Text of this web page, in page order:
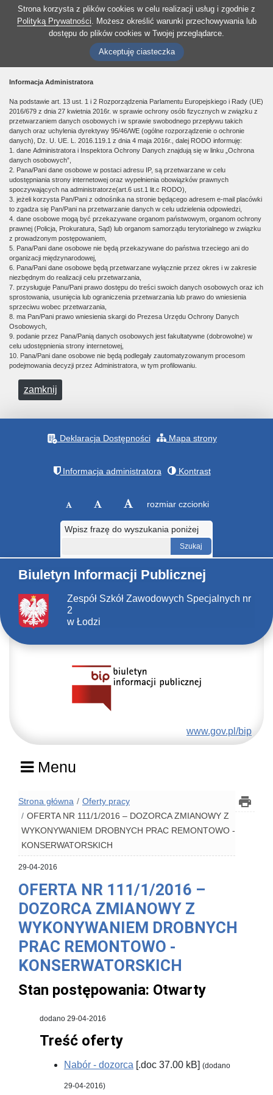
Strona korzysta z plików cookies w celu realizacji usług i zgodnie z
Polityką Prywatności. Możesz określić warunki przechowywania lub
dostępu do plików cookies w Twojej przeglądarce.
Akceptuję ciasteczka
Informacja Administratora
Na podstawie art. 13 ust. 1 i 2 Rozporządzenia Parlamentu Europejskiego i Rady (UE)
2016/679 z dnia 27 kwietnia 2016r. w sprawie ochrony osób fizycznych w związku z
przetwarzaniem danych osobowych i w sprawie swobodnego przepływu takich
danych oraz uchylenia dyrektywy 95/46/WE (ogólne rozporządzenie o ochronie
danych), Dz. U. UE. L. 2016.119.1 z dnia 4 maja 2016r., dalej RODO informuję:
1. dane Administratora i Inspektora Ochrony Danych znajdują się w linku „Ochrona
danych osobowych”,
2. Pana/Pani dane osobowe w postaci adresu IP, są przetwarzane w celu
udostępniania strony internetowej oraz wypełnienia obowiązków prawnych
spoczywających na administratorze(art.6 ust.1 lit.c RODO),
3. jeżeli korzysta Pan/Pani z odnośnika na stronie będącego adresem e-mail placówki
to zgadza się Pan/Pani na przetwarzanie danych w celu udzielenia odpowiedzi,
4. dane osobowe mogą być przekazywane organom państwowym, organom ochrony
prawnej (Policja, Prokuratura, Sąd) lub organom samorządu terytorialnego w związku
z prowadzonym postępowaniem,
5. Pana/Pani dane osobowe nie będą przekazywane do państwa trzeciego ani do
organizacji międzynarodowej,
6. Pana/Pani dane osobowe będą przetwarzane wyłącznie przez okres i w zakresie
niezbędnym do realizacji celu przetwarzania,
7. przysługuje Panu/Pani prawo dostępu do treści swoich danych osobowych oraz ich
sprostowania, usunięcia lub ograniczenia przetwarzania lub prawo do wniesienia
sprzeciwu wobec przetwarzania,
8. ma Pan/Pani prawo wniesienia skargi do Prezesa Urzędu Ochrony Danych
Osobowych,
9. podanie przez Pana/Panią danych osobowych jest fakultatywne (dobrowolne) w
celu udostępnienia strony internetowej,
10. Pana/Pani dane osobowe nie będą podlegały zautomatyzowanym procesom
podejmowania decyzji przez Administratora, w tym profilowaniu.
zamknij
Deklaracja Dostępności Mapa strony
Informacja administratora Kontrast
rozmiar czcionki
Wpisz frazę do wyszukania poniżej
Biuletyn Informacji Publicznej
Zespół Szkół Zawodowych Specjalnych nr
2
w Łodzi
www.gov.pl/bip
Menu
Strona główna
Oferty pracy
OFERTA NR 111/1/2016 – DOZORCA ZMIANOWY Z
WYKONYWANIEM DROBNYCH PRAC REMONTOWO -
KONSERWATORSKICH
29-04-2016
OFERTA NR 111/1/2016 –
DOZORCA ZMIANOWY Z
WYKONYWANIEM DROBNYCH
PRAC REMONTOWO -
KONSERWATORSKICH
Stan postępowania: Otwarty
dodano 29-04-2016
Treść oferty
Nabór - dozorca [.doc 37.00 kB] (dodano
29-04-2016)